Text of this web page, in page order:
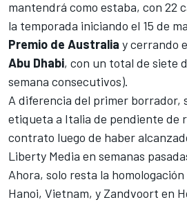
mantendrá como estaba, con 22
la temporada iniciando el 15 de
Premio de Australia y cerrando
Abu Dhabi, con un total de siete
semana consecutivos).
A diferencia del primer borrador,
etiqueta a Italia de pendiente de
contrato luego de haber
Liberty Media en semanas
Ahora, solo resta la
Hanoi, Vietnam, y Zandvoort en